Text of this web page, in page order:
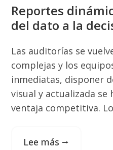
Reportes
del dato a la
Las auditorías se
complejas y los
inmediatas, disponer
visual y actualizada se
ventaja competitiva.
Lee más ⭢